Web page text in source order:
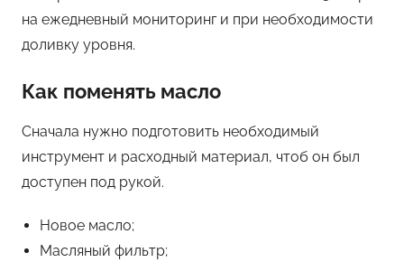
на ежедневный мониторинг и при необходимости
доливку уровня.
Как поменять масло
Сначала нужно подготовить необходимый
инструмент и расходный материал, чтоб он был
доступен под рукой.
Новое масло;
Масляный фильтр;